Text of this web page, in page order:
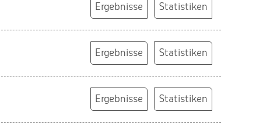
Ergebnisse Statistiken
Ergebnisse Statistiken
Ergebnisse Statistiken